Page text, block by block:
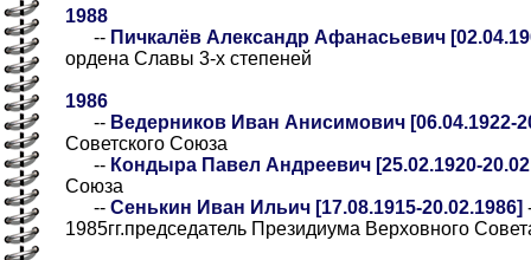
1988
-- Пичкалёв Александр Афанасьевич
ордена Славы 3-х степеней
1986
-- Ведерников Иван Анисимович [06.04.1922-
Советского Союза
-- Кондыра Павел Андреевич [25.02.1920-
Союза
-- Сенькин Иван Ильич [17.08.1915-20.02.1986]
1985гг.председатель Президиума Верховного